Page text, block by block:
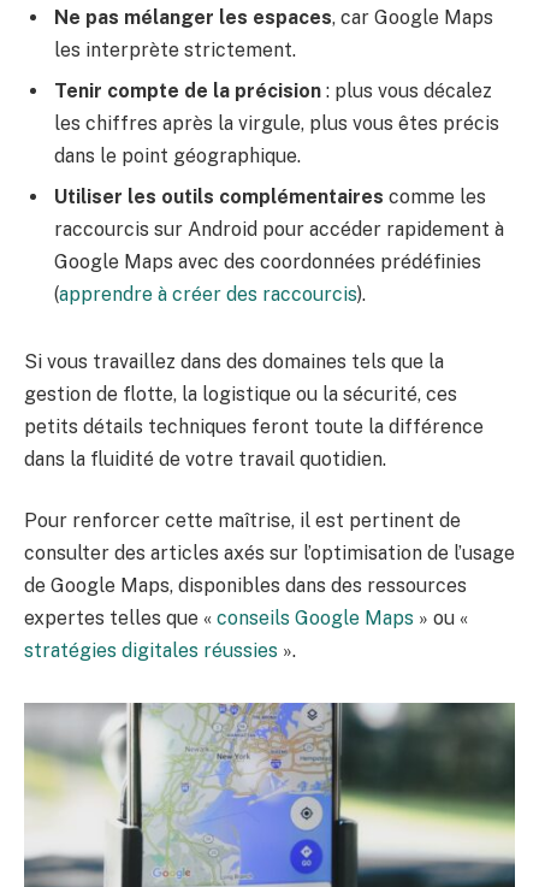
Ne pas mélanger les espaces, car Google Maps
les interprète strictement.
Tenir compte de la précision : plus vous décalez
les chiffres après la virgule, plus vous êtes précis
dans le point géographique.
Utiliser les outils complémentaires comme les
raccourcis sur Android pour accéder rapidement à
Google Maps avec des coordonnées prédéfinies
(apprendre à créer des raccourcis).
Si vous travaillez dans des domaines tels que la
gestion de flotte, la logistique ou la sécurité, ces
petits détails techniques feront toute la différence
dans la fluidité de votre travail quotidien.
Pour renforcer cette maîtrise, il est pertinent de
consulter des articles axés sur l’optimisation de l’usage
de Google Maps, disponibles dans des ressources
expertes telles que « conseils Google Maps » ou «
stratégies digitales réussies ».